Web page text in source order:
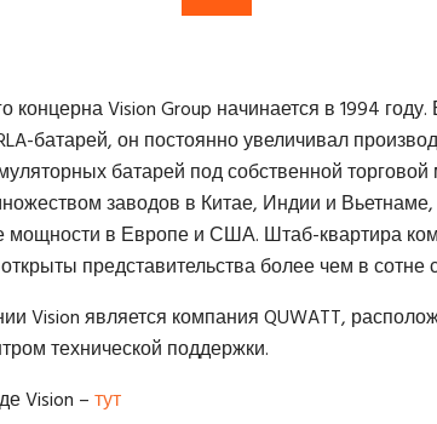
концерна Vision Group начинается в 1994
батарей, он постоянно увеличивал
батарей под собственной
заводов в Китае, Индии и
мощности в Европе и США. Штаб-квартира
представительства более чем в сотне
Vision является компания QUWATT,
технической поддержки.
Vision –тут